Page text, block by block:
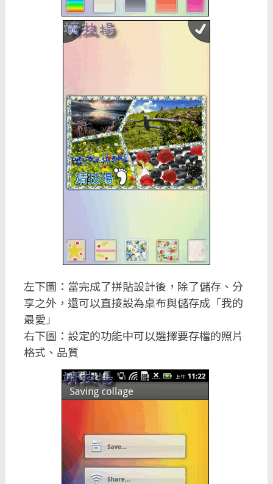
左下圖：當完成了拼貼設計後，除了儲存、分
享之外，還可以直接設為桌布與儲存成「我的
最愛」
右下圖：設定的功能中可以選擇要存檔的照片
格式、品質